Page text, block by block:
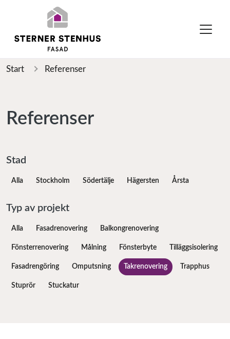
Start Referenser
Referenser
Stad
Alla Stockholm Södertälje Hägersten Årsta
Typ av projekt
Alla Fasadrenovering Balkongrenovering
Fönsterrenovering Målning Fönsterbyte Tilläggsisolering
Fasadrengöring Omputsning Takrenovering Trapphus
Stuprör Stuckatur